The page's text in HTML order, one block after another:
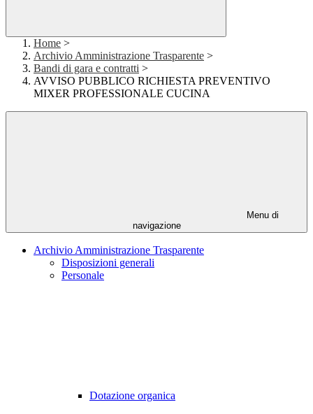
Home >
Archivio Amministrazione Trasparente >
Bandi di gara e contratti >
AVVISO PUBBLICO RICHIESTA PREVENTIVO
MIXER PROFESSIONALE CUCINA
Menu di
navigazione
Archivio Amministrazione Trasparente
Disposizioni generali
Personale
Dotazione organica